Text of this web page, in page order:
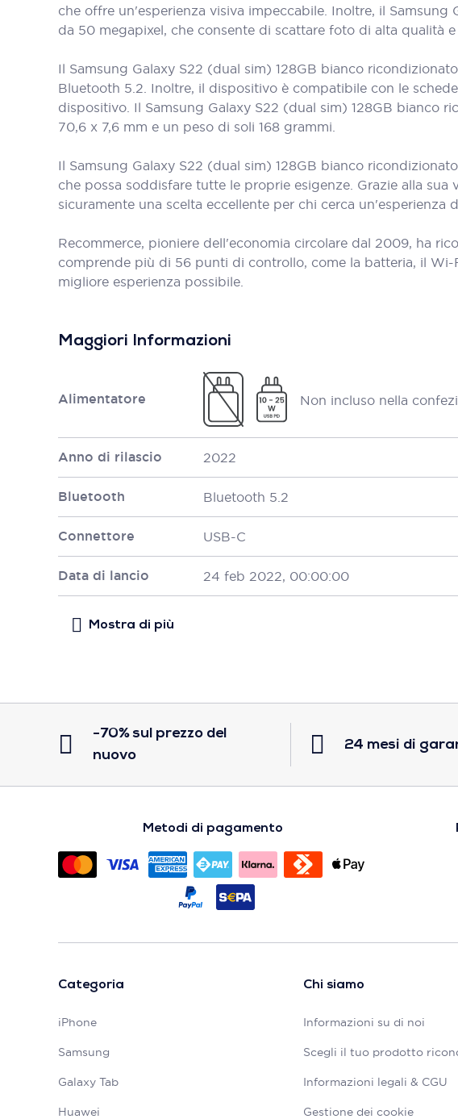
che offre un'esperienza visiva impeccabile. Inoltre, il
da 50 megapixel, che consente di scattare foto di alta qualità
Il Samsung Galaxy S22 (dual sim) 128GB bianco
Bluetooth 5.2. Inoltre, il dispositivo è compatibile con le
dispositivo. Il Samsung Galaxy S22 (dual sim) 128GB bianco
70,6 x 7,6 mm e un peso di soli 168 grammi.
Il Samsung Galaxy S22 (dual sim) 128GB bianco
che possa soddisfare tutte le proprie esigenze. Grazie alla
sicuramente una scelta eccellente per chi cerca un'esperienza
Recommerce, pioniere dell'economia circolare dal 2009, ha
comprende più di 56 punti di controllo, come la batteria, il
migliore esperienza possibile.
Maggiori Informazioni
Alimentatore Non incluso nella
Anno di rilascio 2022
Bluetooth Bluetooth 5.2
Connettore USB-C
Data di lancio 24 feb 2022, 00:00:00
-70% sul prezzo del
nuovo
24 mesi di
Metodi di pagamento
Categoria
iPhone
Samsung
Galaxy Tab
Huawei
Chi siamo
Informazioni su di noi
Scegli il tuo prodotto
Informazioni legali & CGU
Gestione dei cookie